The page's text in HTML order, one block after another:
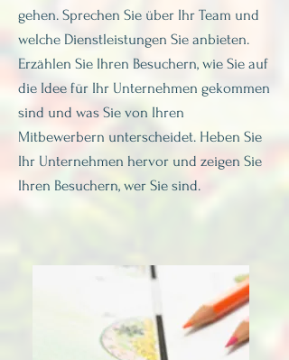
gehen. Sprechen Sie über Ihr Team und
welche Dienstleistungen Sie anbieten.
Erzählen Sie Ihren Besuchern, wie Sie auf
die Idee für Ihr Unternehmen gekommen
sind und was Sie von Ihren
Mitbewerbern unterscheidet. Heben Sie
Ihr Unternehmen hervor und zeigen Sie
Ihren Besuchern, wer Sie sind.